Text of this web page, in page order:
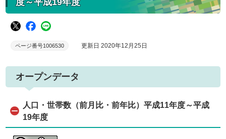
度～平成19年度
ページ番号1006530 更新日 2020年12月25日
オープンデータ
人口・世帯数（前月比・前年比）平成11年度～平成
19年度